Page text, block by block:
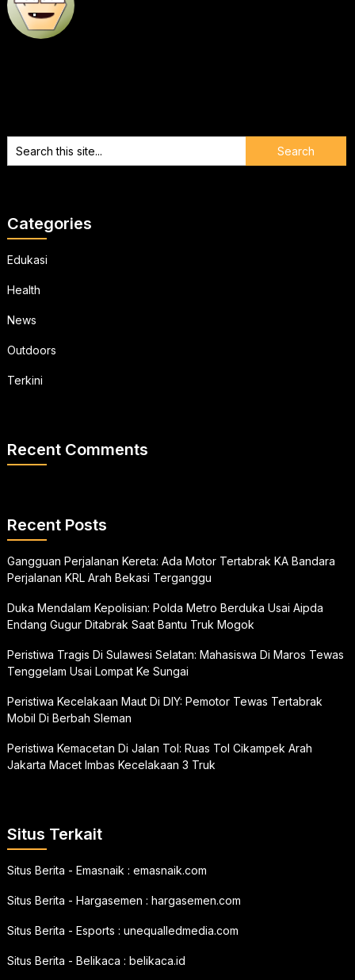
Categories
Edukasi
Health
News
Outdoors
Terkini
Recent Comments
Recent Posts
Gangguan Perjalanan Kereta: Ada Motor Tertabrak KA Bandara
Perjalanan KRL Arah Bekasi Terganggu
Duka Mendalam Kepolisian: Polda Metro Berduka Usai Aipda
Endang Gugur Ditabrak Saat Bantu Truk Mogok
Peristiwa Tragis Di Sulawesi Selatan: Mahasiswa Di Maros Tewas
Tenggelam Usai Lompat Ke Sungai
Peristiwa Kecelakaan Maut Di DIY: Pemotor Tewas Tertabrak
Mobil Di Berbah Sleman
Peristiwa Kemacetan Di Jalan Tol: Ruas Tol Cikampek Arah
Jakarta Macet Imbas Kecelakaan 3 Truk
Situs Terkait
Situs Berita - Emasnaik : emasnaik.com
Situs Berita - Hargasemen : hargasemen.com
Situs Berita - Esports : unequalledmedia.com
Situs Berita - Belikaca : belikaca.id